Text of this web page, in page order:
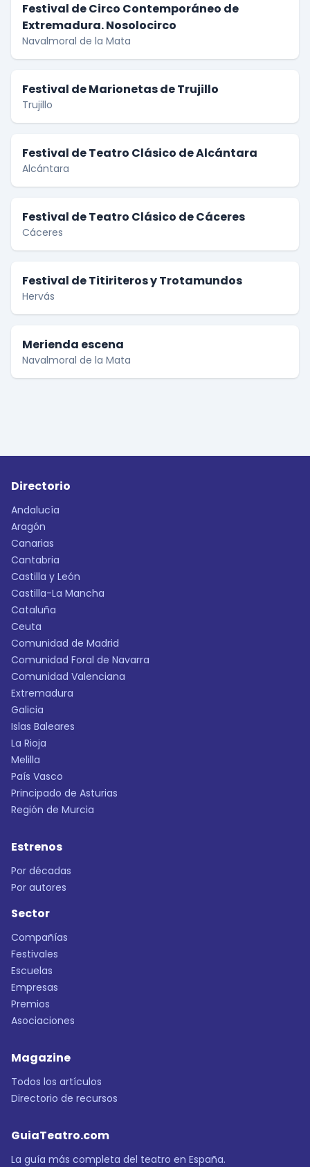
Festival de Circo Contemporáneo de
Extremadura. Nosolocirco
Navalmoral de la Mata
Festival de Marionetas de Trujillo
Trujillo
Festival de Teatro Clásico de Alcántara
Alcántara
Festival de Teatro Clásico de Cáceres
Cáceres
Festival de Titiriteros y Trotamundos
Hervás
Merienda escena
Navalmoral de la Mata
Directorio
Andalucía
Aragón
Canarias
Cantabria
Castilla y León
Castilla-La Mancha
Cataluña
Ceuta
Comunidad de Madrid
Comunidad Foral de Navarra
Comunidad Valenciana
Extremadura
Galicia
Islas Baleares
La Rioja
Melilla
País Vasco
Principado de Asturias
Región de Murcia
Estrenos
Por décadas
Por autores
Sector
Compañías
Festivales
Escuelas
Empresas
Premios
Asociaciones
Magazine
Todos los artículos
Directorio de recursos
GuiaTeatro.com
La guía más completa del teatro en España.